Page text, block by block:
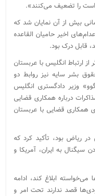
را تضعیف می‌کنند».
بیش از آن نمایان شد که
اخیر حامیان القاعده
ارتباط انگلیس با عربستان
بشر سایه نیز روابط دو
وزیر دادگستری انگلیس
درباره همکاری قضایی
همکاری قضایی با عربستان
سفیر انگلیس در ریاض بود، تأکید کرد که
به ایران، آمریکا و
می‌خواسته ابلاغ کند، ادامه
قصد ندارند تحت امر و